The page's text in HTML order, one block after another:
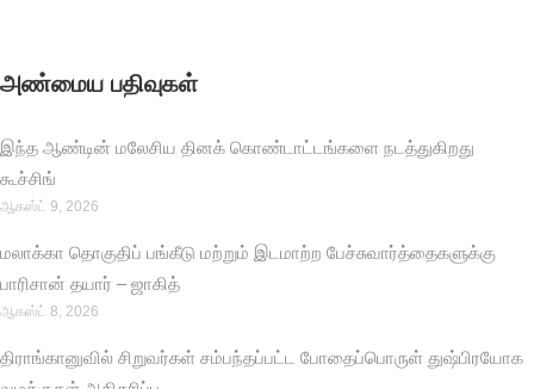
அண்மைய பதிவுகள்
இந்த ஆண்டின் மலேசிய தினக் கொண்டாட்டங்களை நடத்துகிறது
கூச்சிங்
ஆகஸ்ட் 9, 2026
மலாக்கா தொகுதிப் பங்கீடு மற்றும் இடமாற்ற பேச்சுவார்த்தைகளுக்கு
பாரிசான் தயார் – ஜாகித்
ஆகஸ்ட் 8, 2026
திராங்கானுவில் சிறுவர்கள் சம்பந்தப்பட்ட போதைப்பொருள் துஷ்பிரயோக